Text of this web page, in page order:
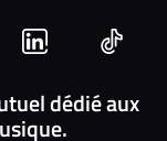
Nous
rejoindre
sur
Nous
dédié aux